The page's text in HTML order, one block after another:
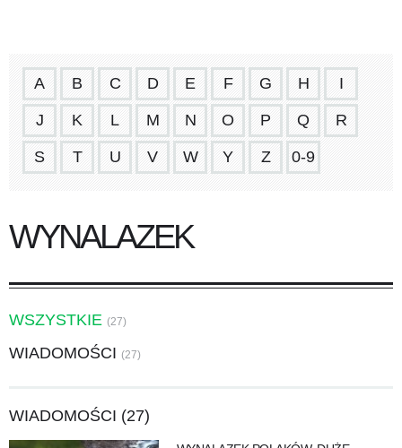
A B C D E F G H I
J K L M N O P Q R
S T U V W Y Z 0-9
WYNALAZEK
WSZYSTKIE (27)
WIADOMOŚCI (27)
WIADOMOŚCI (27)